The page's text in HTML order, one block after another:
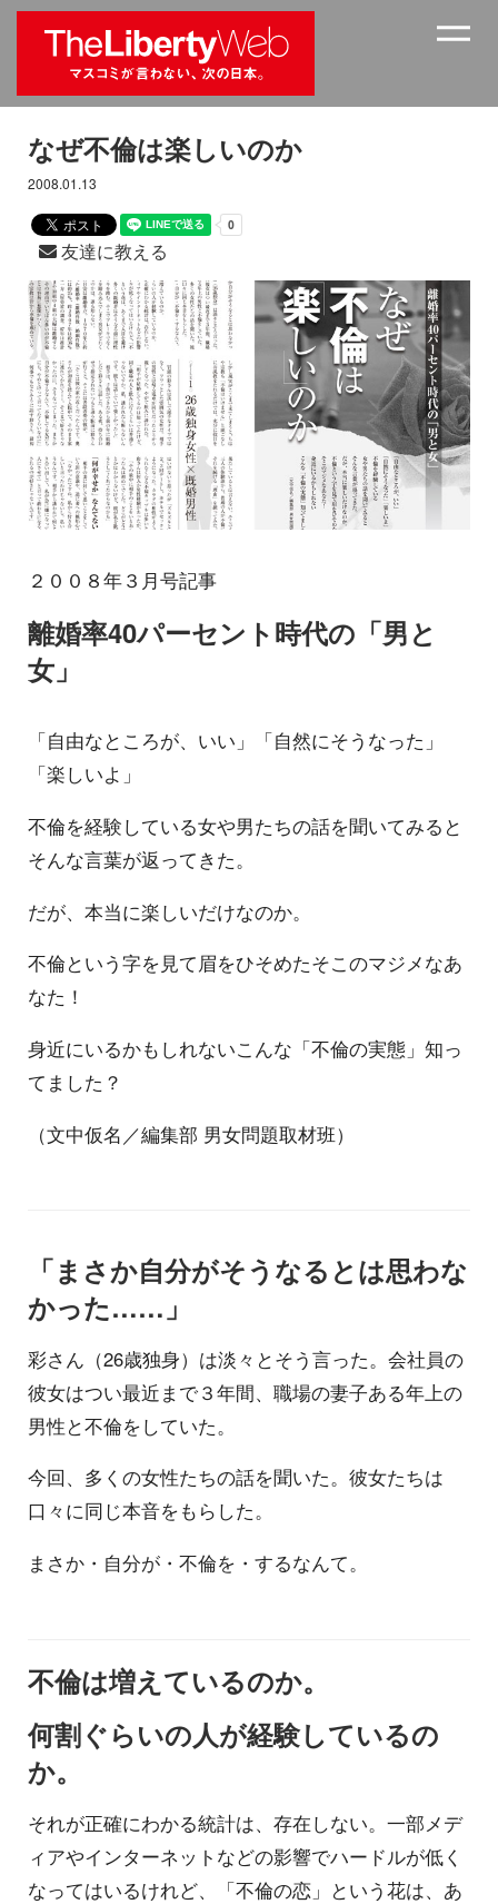
なぜ不倫は楽しいのか
2008.01.13
友達に教える
２００８年３月号記事
離婚率40パーセント時代の「男と
女」
「自由なところが、いい」「自然にそうなった」
「楽しいよ」
不倫を経験している女や男たちの話を聞いてみると
そんな言葉が返ってきた。
だが、本当に楽しいだけなのか。
不倫という字を見て眉をひそめたそこのマジメなあ
なた！
身近にいるかもしれないこんな「不倫の実態」知っ
てました？
（文中仮名／編集部 男女問題取材班）
「まさか自分がそうなるとは思わな
かった……」
彩さん（26歳独身）は淡々とそう言った。会社員の
彼女はつい最近まで３年間、職場の妻子ある年上の
男性と不倫をしていた。
今回、多くの女性たちの話を聞いた。彼女たちは
口々に同じ本音をもらした。
まさか・自分が・不倫を・するなんて。
不倫は増えているのか。
何割ぐらいの人が経験しているの
か。
それが正確にわかる統計は、存在しない。一部メデ
ィアやインターネットなどの影響でハードルが低く
なってはいるけれど、「不倫の恋」という花は、あ